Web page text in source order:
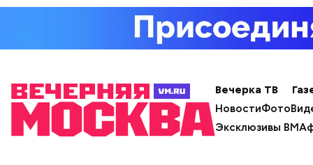
Вечерка ТВ
НовостиФото
Эксклюзивы ВМ
эксперт.